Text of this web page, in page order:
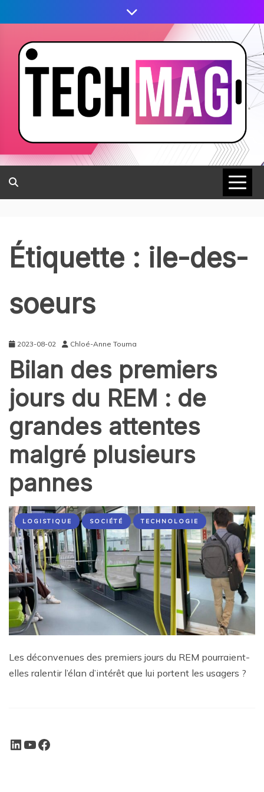
Étiquette : ile-des-
soeurs
2023-08-02 Chloé-Anne Touma
Bilan des premiers
jours du REM : de
grandes attentes
malgré plusieurs
pannes
LOGISTIQUE SOCIÉTÉ TECHNOLOGIE
Les déconvenues des premiers jours du REM pourraient-
elles ralentir l’élan d’intérêt que lui portent les usagers ?